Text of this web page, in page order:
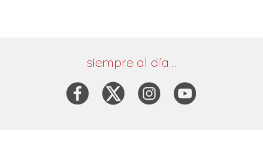
siempre al día…